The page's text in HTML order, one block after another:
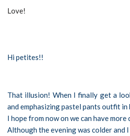
Love!
Hi petites!!
That illusion! When I finally get a
and emphasizing pastel pants outfit in
I hope from now on we can have more
Althoughthe eveningwas colderand